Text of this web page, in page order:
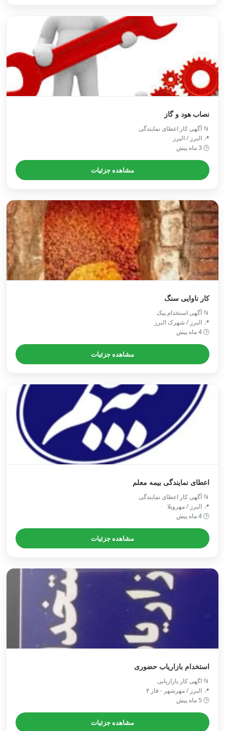
نصاب هود و گاز
📂 آگهی کار اعطای نمایندگی
📍 البرز / البرز
🕒 3 ماه پیش
مشاهده جزئیات
کار ناوایی سنگ
📂 آگهی استخدام پیک
📍 البرز / شهرک البرز
🕒 4 ماه پیش
مشاهده جزئیات
اعطای نمایندگی بیمه معلم
📂 آگهی کار اعطای نمایندگی
📍 البرز / مهرویلا
🕒 4 ماه پیش
مشاهده جزئیات
استخدام بازاریاب حضوری
📂 اگهی کار بازاریابی
📍 البرز / مهرشهر - فاز ۴
🕒 5 ماه پیش
مشاهده جزئیات